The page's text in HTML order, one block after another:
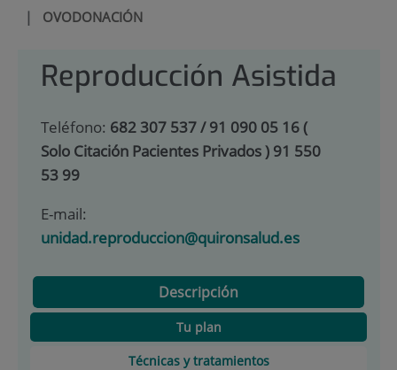
| OVODONACIÓN
Reproducción Asistida
Teléfono: 682 307 537 / 91 090 05 16 (
Solo Citación Pacientes Privados ) 91 550
53 99
E-mail:
unidad.reproduccion@quironsalud.es
Descripción
Tu plan
Técnicas y tratamientos